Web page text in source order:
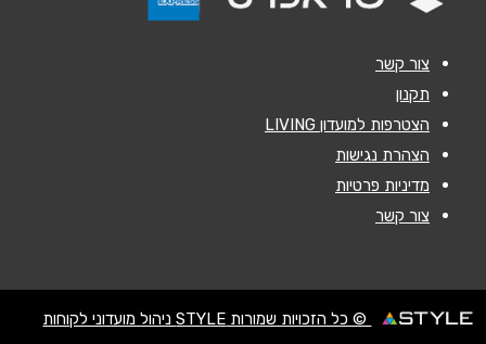
שליחה
צור קשר
תקנון
הצטרפות למועדון LIVING
הצהרת נגישות
מדיניות פרטיות
צור קשר
© כל הזכויות שמורות STYLE ניהול מועדוני לקוחות